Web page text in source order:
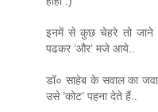
इनमें से कुछ चेहरे तो जाने
पढकर ’और’ मजे आये..
डॉ० साहेब के सवाल का
उसे ’कोट’ पहना देते हैं..